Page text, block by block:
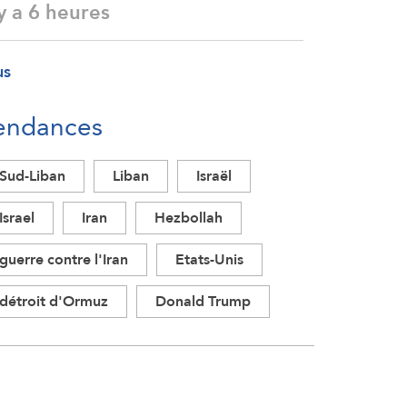
a 6 heures
Sud-Liban Liban
Israël
Israel
Iran
Hezbollah
guerre contre l'Iran
Etats-Unis
détroit d'Ormuz
Donald Trump